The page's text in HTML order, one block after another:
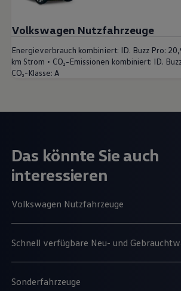
Volkswagen Nutzfahrzeuge
Energieverbrauch kombiniert: ID. Buzz Pro:
km Strom • CO₂-Emissionen kombiniert: ID.
CO₂-Klasse: A
Das könnte Sie auch
interessieren
Volkswagen Nutzfahrzeuge
Schnell verfügbare Neu- und
Sonderfahrzeuge